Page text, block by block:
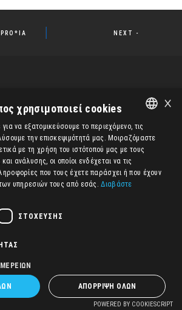
NEXT -
ENGLISH
ΕΛΛΗΝΙΚΆ
×
χρησιμοποιεί cookies
να εξατομικεύσουμε το περιεχόμενο, τις
την επισκεψιμότητά μας. Μοιραζόμαστε
με τη χρήση του ιστότοπού μας με τους
ανάλυσης, οι οποίοι ενδέχεται να τις
που τους έχετε παράσχει ή που έχουν
υπηρεσιών τους από εσάς. Διαβάστε
ΣΤΌΧΕΥΣΗΣ
ΑΠΌΡΡΙΨΗ ΌΛΩΝ
POWERED BY COOKIESCRIPT